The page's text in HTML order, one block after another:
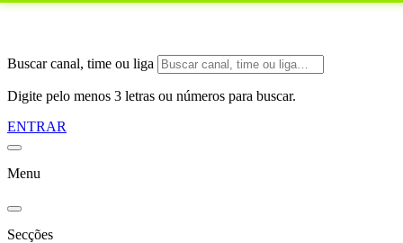
Buscar canal, time ou liga
Digite pelo menos 3 letras ou números para buscar.
ENTRAR
Menu
Secções